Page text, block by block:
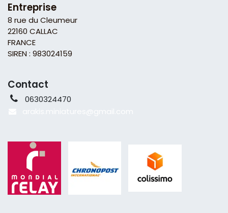
Entreprise
8 rue du Cleumeur
22160 CALLAC
FRANCE
SIREN : 983024159
Contact
0630324470